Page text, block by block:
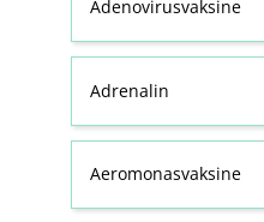
Adenovirusvaksine
Adrenalin
Aeromonasvaksine